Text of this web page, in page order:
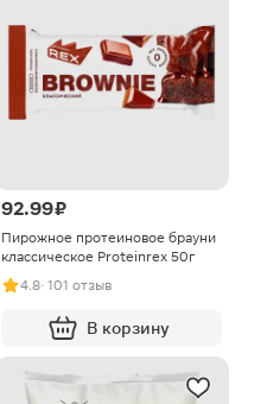
92.99 ₽
Пирожное протеиновое брауни
классическое Proteinrex 50г
4.8· 101 отзыв
В корзину